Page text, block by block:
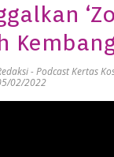
-Podcast Kertas
02/2022